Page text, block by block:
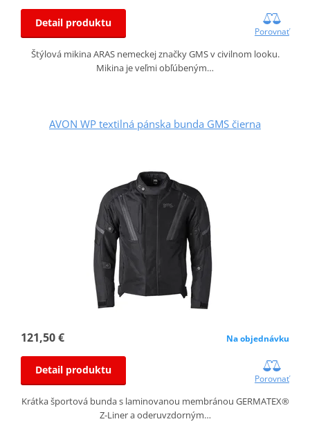
Detail produktu
Porovnať
Štýlová mikina ARAS nemeckej značky GMS v civilnom looku.
Mikina je veľmi obľúbeným…
AVON WP textilná pánska bunda GMS čierna
121,50 € Na objednávku
Detail produktu
Porovnať
Krátka športová bunda s laminovanou membránou GERMATEX®
Z-Liner a oderuvzdorným…